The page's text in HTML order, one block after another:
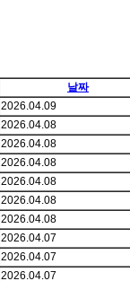
날짜
2026.04.09
2026.04.08
2026.04.08
2026.04.08
2026.04.08
2026.04.08
2026.04.08
2026.04.07
2026.04.07
2026.04.07